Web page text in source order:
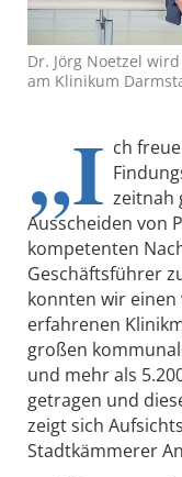
Dr. Jörg Noetzel
am Klinikum
„I ch
zeitnah
Ausscheiden von
kompetenten
Geschäftsführer
konnten wir
erfahrenen
großen
und mehr als
getragen und
zeigt sich
Stadtkämmerer